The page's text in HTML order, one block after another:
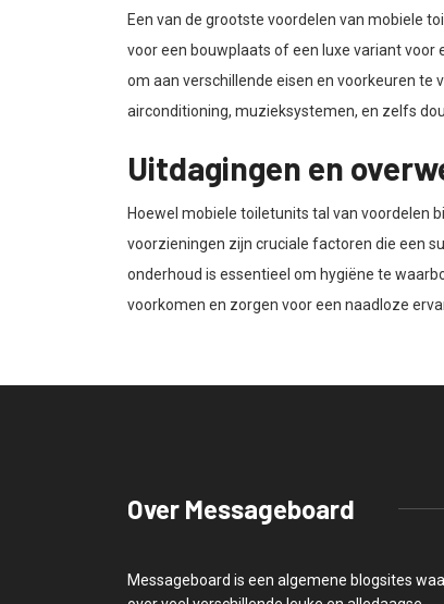
Een van de grootste voordelen van mobiele
voor een bouwplaats of een luxe variant voor
om aan verschillende eisen en voorkeuren te
airconditioning, muzieksystemen, en zelfs
Uitdagingen en
Hoewel mobiele toiletunits tal van voordelen
voorzieningen zijn cruciale factoren die een
onderhoud is essentieel om hygiëne te
voorkomen en zorgen voor een naadloze
Over Messageboard
Messageboard is een algemene blogsites